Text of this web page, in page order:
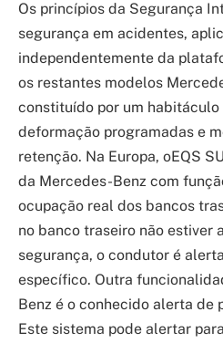
Os princípios da Segurança
segurança em acidentes,
independentemente da
os restantes modelos
constituído por um
deformação programadas e
retenção. Na Europa, oEQS
da Mercedes-Benz com
ocupação real dos bancos
no banco traseiro não estiver
segurança, o condutor é
específico. Outra
Benz é o conhecido alerta de
Este sistema pode alertar